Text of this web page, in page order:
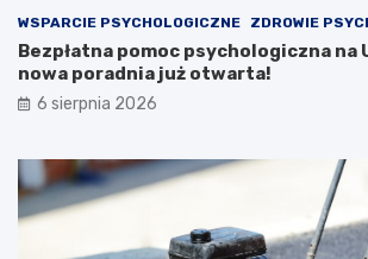
WSPARCIE PSYCHOLOGICZNE ZDROWIE
Bezpłatna pomoc psychologiczna na
nowa poradnia już otwarta!
6 sierpnia 2026